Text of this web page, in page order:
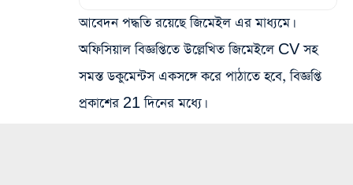
আবেদন পদ্ধতি রয়েছে জিমেইল এর মাধ্যমে।
অফিসিয়াল বিজ্ঞপ্তিতে উল্লেখিত জিমেইলে CV সহ
সমস্ত ডকুমেন্টস একসঙ্গে করে পাঠাতে হবে, বিজ্ঞপ্তি
প্রকাশের 21 দিনের মধ্যে।